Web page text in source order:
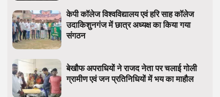
केपी कॉलेज विश्वविद्यालय एवं हरि साह कॉलेज
उदाकिशुनगंज में छात्र अध्यक्ष का किया गया
संगठन
बेखौफ अपराधियों ने राजद नेता पर चलाई गोली
ग्रामीण एवं जन प्रतिनिधियों में भय का माहौल